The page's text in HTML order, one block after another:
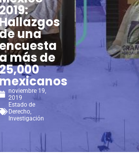
una
encuesta
más de
mexicanos
noviembre 19,
2019
Estado de
Derecho,
Investigación